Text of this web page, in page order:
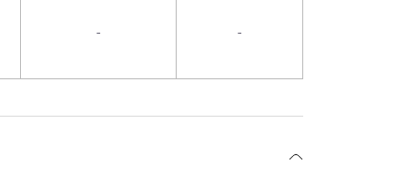
- -